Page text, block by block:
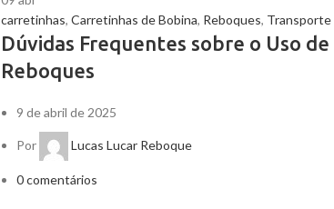
carretinhas,Carretinhas de Bobina, Reboques, Transporte
Dúvidas Frequentes sobre o Uso de
Reboques
9 de abril de 2025
Por Lucas Lucar Reboque
0comentários